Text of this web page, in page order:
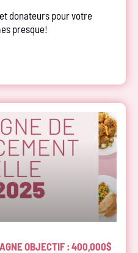
donateurs pour votre
presque!
OBJECTIF : 400,000$